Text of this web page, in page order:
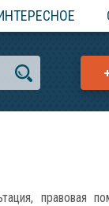
правовая